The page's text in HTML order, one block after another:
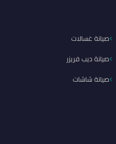
صيانة غسالات
صيانة ديب فريزر
صيانة شاشات